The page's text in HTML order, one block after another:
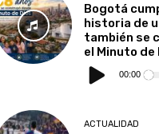
Bogotá
historia de
también se
el Minuto de
Reproductor
de
audio
00:00
ACTUALIDAD